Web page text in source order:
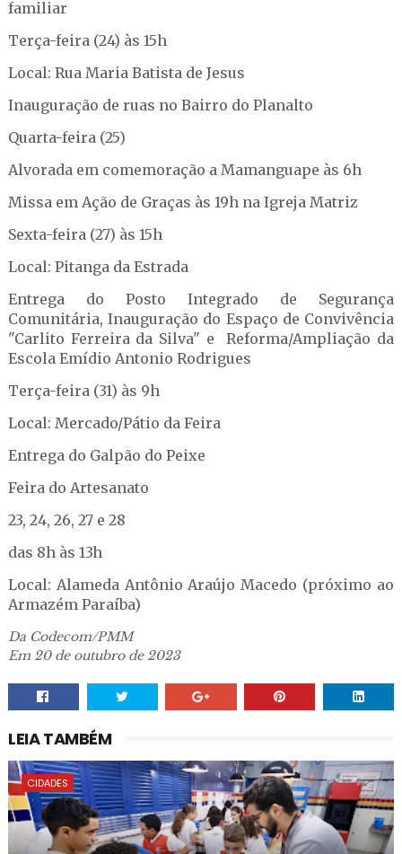
familiar
Terça-feira (24) às 15h
Local: Rua Maria Batista de Jesus
Inauguração de ruas no Bairro do Planalto
Quarta-feira (25)
Alvorada em comemoração a Mamanguape às 6h
Missa em Ação de Graças às 19h na Igreja Matriz
Sexta-feira (27) às 15h
Local: Pitanga da Estrada
Entrega do Posto Integrado de Segurança
Comunitária, Inauguração do Espaço de Convivência
"Carlito Ferreira da Silva" e Reforma/Ampliação da
Escola Emídio Antonio Rodrigues
Terça-feira (31) às 9h
Local: Mercado/Pátio da Feira
Entrega do Galpão do Peixe
Feira do Artesanato
23, 24, 26, 27 e 28
das 8h às 13h
Local: Alameda Antônio Araújo Macedo (próximo ao
Armazém Paraíba)
Da Codecom/PMM
Em 20 de outubro de 2023
LEIA TAMBÉM
CIDADES